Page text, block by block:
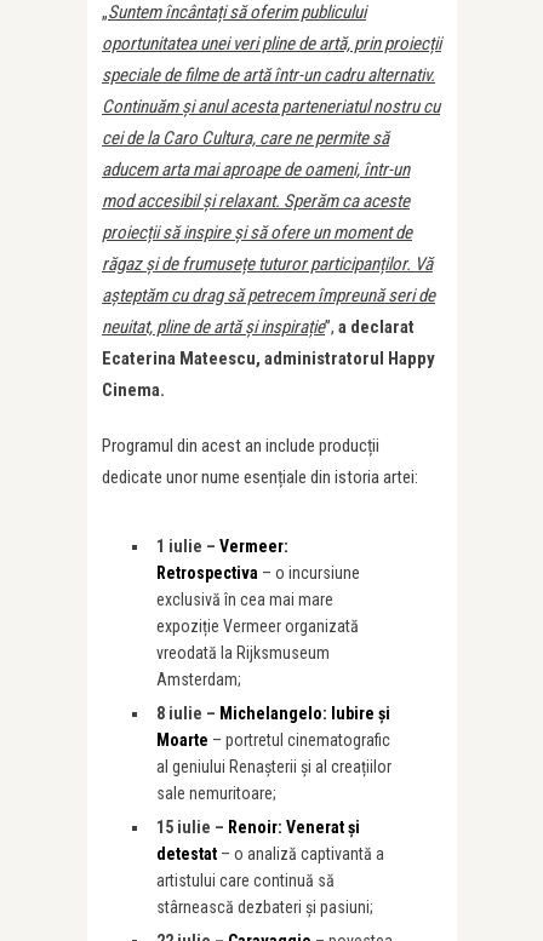
„Suntem încântați să oferim publicului
oportunitatea unei veri pline de artă, prin proiecții
speciale de filme de artă într-un cadru alternativ.
Continuăm și anul acesta parteneriatul nostru cu
cei de la Caro Cultura, care ne permite să
aducem arta mai aproape de oameni, într-un
mod accesibil și relaxant. Sperăm ca aceste
proiecții să inspire și să ofere un moment de
răgaz și de frumusețe tuturor participanților. Vă
așteptăm cu drag să petrecem împreună seri de
neuitat, pline de artă și inspirație”, a declarat
Ecaterina Mateescu, administratorul Happy
Cinema.
Programul din acest an include producții
dedicate unor nume esențiale din istoria artei:
1 iulie – Vermeer:
Retrospectiva – o incursiune
exclusivă în cea mai mare
expoziție Vermeer organizată
vreodată la Rijksmuseum
Amsterdam;
8 iulie – Michelangelo: Iubire și
Moarte – portretul cinematografic
al geniului Renașterii și al creațiilor
sale nemuritoare;
15 iulie – Renoir: Venerat și
detestat – o analiză captivantă a
artistului care continuă să
stârnească dezbateri și pasiuni;